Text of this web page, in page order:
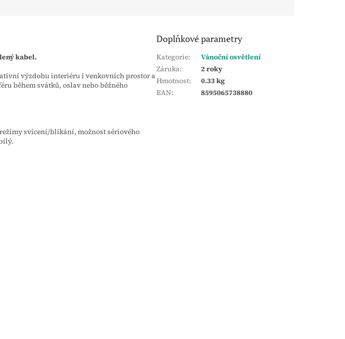
kabel.
výzdobu interiéru i venkovních prostor a
během svátků, oslav nebo běžného
svícení/blikání, možnost sériového
Doplňkové parametry
Kategorie:
Vánoční osvětlení
Záruka:
2 roky
Hmotnost:
0.33 kg
EAN: 8595065738880